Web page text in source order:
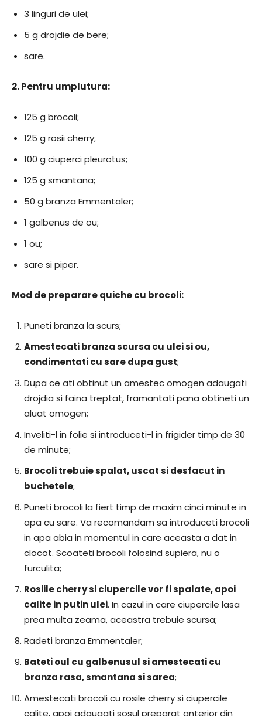
3 linguri de ulei;
5 g drojdie de bere;
sare.
2. Pentru umplutura:
125 g brocoli;
125 g rosii cherry;
100 g ciuperci pleurotus;
125 g smantana;
50 g branza Emmentaler;
1 galbenus de ou;
1 ou;
sare si piper.
Mod de preparare quiche cu brocoli:
Puneti branza la scurs;
Amestecati branza scursa cu ulei si ou,
condimentati cu sare dupa gust;
Dupa ce ati obtinut un amestec omogen adaugati
drojdia si faina treptat, framantati pana obtineti un
aluat omogen;
Inveliti-l in folie si introduceti-l in frigider timp de 30
de minute;
Brocoli trebuie spalat, uscat si desfacut in
buchetele;
Puneti brocoli la fiert timp de maxim cinci minute in
apa cu sare. Va recomandam sa introduceti brocoli
in apa abia in momentul in care aceasta a dat in
clocot. Scoateti brocoli folosind supiera, nu o
furculita;
Rosiile cherry si ciupercile vor fi spalate, apoi
calite in putin ulei. In cazul in care ciupercile lasa
prea multa zeama, aceastra trebuie scursa;
Radeti branza Emmentaler;
Bateti oul cu galbenusul si amestecati cu
branza rasa, smantana si sarea;
Amestecati brocoli cu rosile cherry si ciupercile